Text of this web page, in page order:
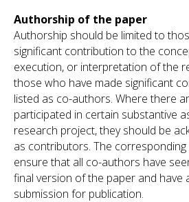
Authorship of the paper
Authorship should be limited to
significant contribution to the
execution, or interpretation of the
those who have made significant
listed as co-authors. Where there
participated in certain substantive
research project, they should be
as contributors. The
ensure that all co-authors have
final version of the paper and have
submission for publication.